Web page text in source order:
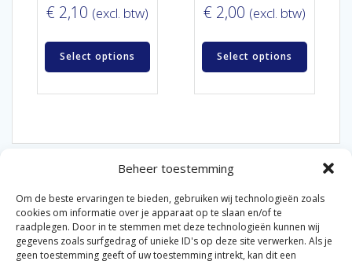
Beheer toestemming
Om de beste ervaringen te bieden, gebruiken wij technologieën zoals
cookies om informatie over je apparaat op te slaan en/of te
raadplegen. Door in te stemmen met deze technologieën kunnen wij
gegevens zoals surfgedrag of unieke ID's op deze site verwerken. Als je
geen toestemming geeft of uw toestemming intrekt, kan dit een
€ 2,10 (excl. btw)
Select options
€ 2,00 (excl. btw)
Select options
© 2026 Van der Bel Las en Radiateurenbedrijf.